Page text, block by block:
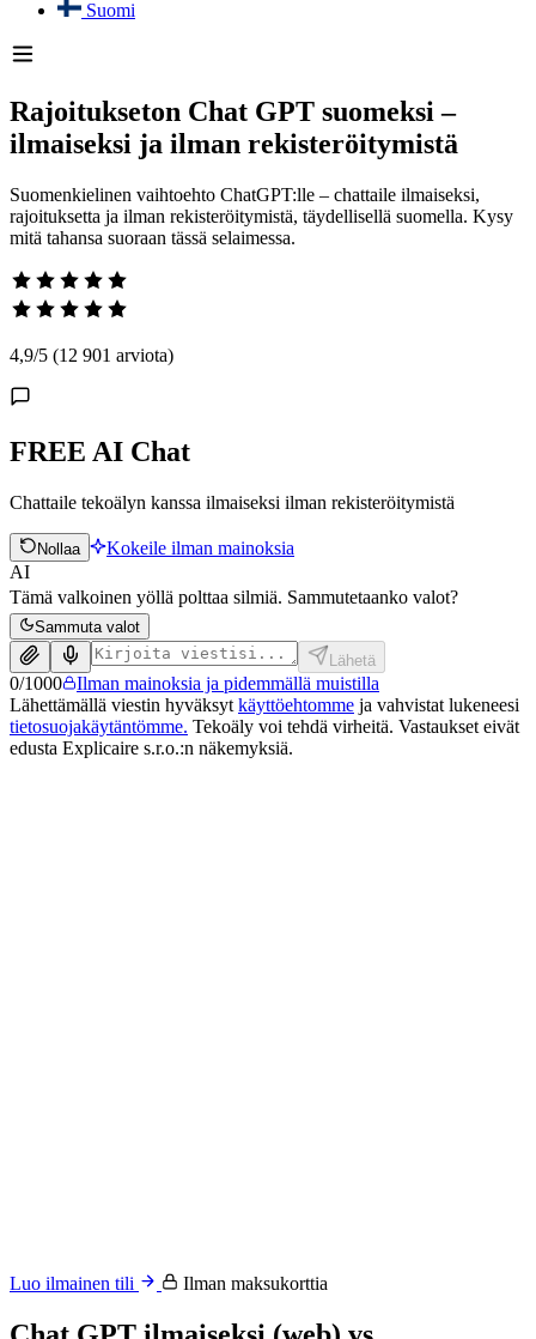
Suomi
Rajoitukseton Chat GPT suomeksi –
ilmaiseksi ja ilman rekisteröitymistä
Suomenkielinen vaihtoehto ChatGPT:lle – chattaile ilmaiseksi,
rajoituksetta ja ilman rekisteröitymistä, täydellisellä suomella. Kysy
mitä tahansa suoraan tässä selaimessa.
4,9/5 (12 901 arviota)
FREE AI Chat
Chattaile tekoälyn kanssa ilmaiseksi ilman rekisteröitymistä
Nollaa
Kokeile ilman mainoksia
AI
Tämä valkoinen yöllä polttaa silmiä. Sammutetaanko valot?
Sammuta valot
Lähetä
0/1000
Ilman mainoksia ja pidemmällä muistilla
Lähettämällä viestin hyväksyt käyttöehtomme ja vahvistat lukeneesi
tietosuojakäytäntömme. Tekoäly voi tehdä virheitä. Vastaukset eivät
edusta Explicaire s.r.o.:n näkemyksiä.
Luo ilmainen tili Ilman maksukorttia